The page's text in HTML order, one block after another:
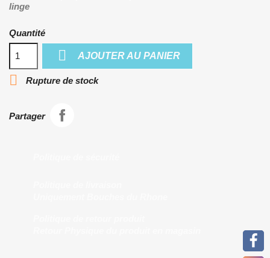
linge
Quantité
 AJOUTER AU PANIER
 Rupture de stock
Partager